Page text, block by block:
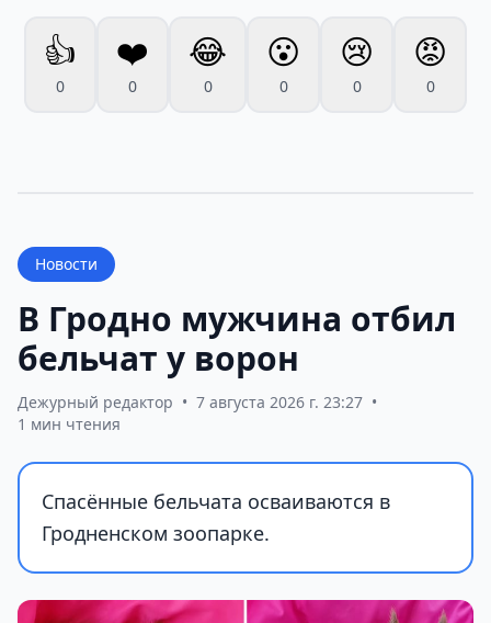
👍
0
❤️
0
😂
0
😮
0
😢
0
😡
0
Новости
В Гродно мужчина отбил
бельчат у ворон
Дежурный редактор • 7 августа 2026 г. 23:27 •
1 мин чтения
Спасённые бельчата осваиваются в
Гродненском зоопарке.